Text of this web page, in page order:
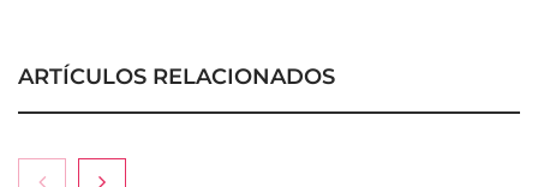
ARTÍCULOS RELACIONADOS
La medicina estética gira hacia la naturalidad: